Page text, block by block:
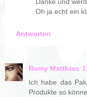
Danke und
Oh ja echt ein
Antworten
Romy Matthias
Ich habe das
Produkte so